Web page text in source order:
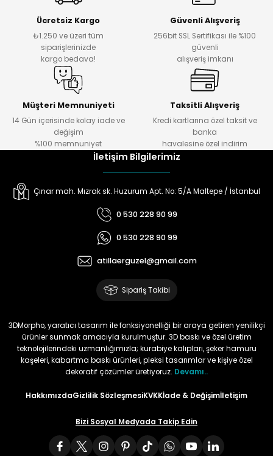
Ücretsiz Kargo
₺1.250 ve üzeri tüm
siparişlerinizde
kargo bedava!
Güvenli Alışveriş
256bit SSL Sertifikası ile %100
güvenli
alışveriş imkanı
Müşteri Memnuniyeti
14 Gün içerisinde kolay iade ve
değişim
%100 memnuniyet
Taksitli Alışveriş
Kredi kartlarına özel taksit ve
banka
havalesine özel indirim
İletişim Bilgilerimiz
Çınar mah. Mızrak sk. Huzurum Apt. No: 5/A Maltepe / İstanbul
0 530 228 90 99
0 530 228 90 99
atillaerguzel@gmail.com
Sipariş Takibi
3DMorpho, yaratıcı tasarım ile fonksiyonelliği bir araya getiren yenilikçi
ürünler sunmak amacıyla kurulmuştur. 3D baskı ve özel üretim
teknolojilerindeki uzmanlığımızla; kurabiye kalıpları, şeker hamuru
kaşeleri, kabartma baskı ürünleri, pleksi tasarımlar ve kişiye özel
dekoratif çözümler üretiyoruz. Devamı..
HakkımızdaGizlilik SözleşmesiKVKKİade & Değişimİletişim
Bizi Sosyal Medyada Takip Edin